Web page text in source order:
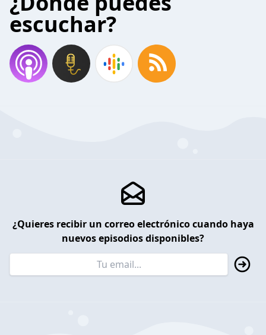
escuchar?
¿Quieres recibir un correo electrónico cuando haya
nuevos episodios disponibles?